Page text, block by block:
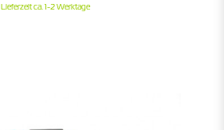
Lieferzeit ca. 1-2 Werktage